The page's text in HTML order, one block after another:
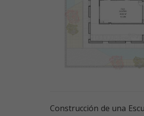
Construcción de una